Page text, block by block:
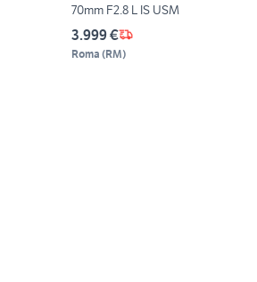
70mm F2.8 L IS USM
3.999 €
Roma (RM)